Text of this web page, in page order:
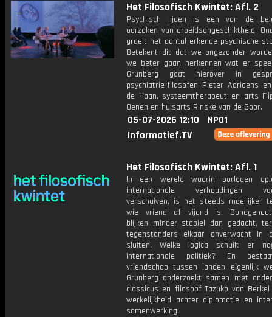
Het Filosofisch Kwintet: Afl. 2
Psychisch lijden is een van de
oorzaken van arbeidsongeschiktheid.
groeit het aantal erkende psychische
Betekent dit dat we ongezonder
we beter gaan herkennen wat er
Grunberg gaat hierover in
psychiatrie-filosofen Pieter Adriaens
de Haan, systeemtherapeut en arts
Oenen en huisarts Rinske van de Goor.
05-07-2026 12:10
NPO1
Informatief.TV
Het Filosofisch Kwintet: Afl. 1
In een wereld waarin oorlogen
internationale verhoudingen
verschuiven, is het steeds moeilijker
wie vriend of vijand is.
blijken minder stabiel dan gedacht,
tegenstanders elkaar onverwacht in
sluiten. Welke logica schuilt er
internationale politiek? En
vriendschap tussen landen eigenlijk
Grunberg onderzoekt samen met
classicus en filosoof Tazuko van
werkelijkheid achter diplomatie en
samenwerking.